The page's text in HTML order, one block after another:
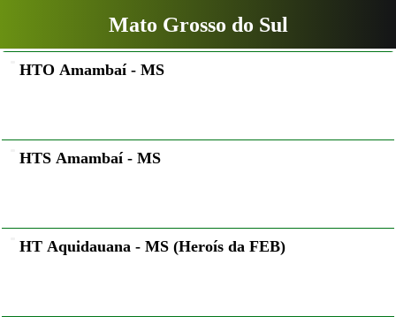
Mato Grosso do Sul
HTO Amambaí - MS
HTS Amambaí - MS
HT Aquidauana - MS (Heroís da FEB)